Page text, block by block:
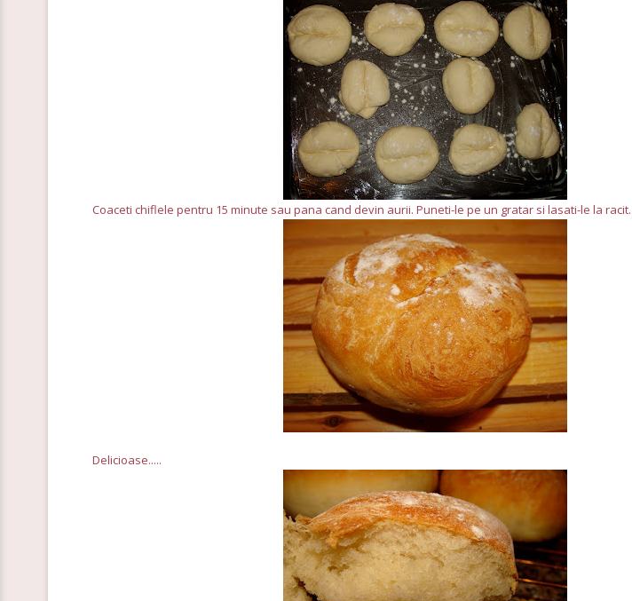
Coaceti chiflele pentru 15 minute sau pana cand devin aurii. Puneti-le pe un gratar si lasati-le la racit.
Delicioase.....